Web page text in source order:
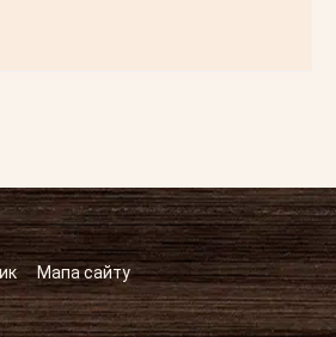
Мапа сайту